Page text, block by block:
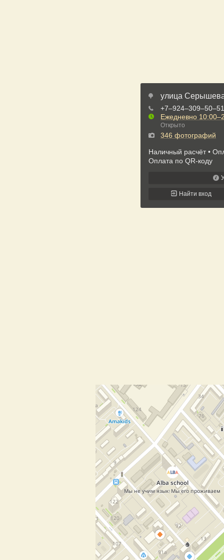
улица
+7‒924‒309‒50‒51
Ежедневно
Открыто
346 фотографий
Наличный расчёт
Оплата по QR-коду
Найти вход